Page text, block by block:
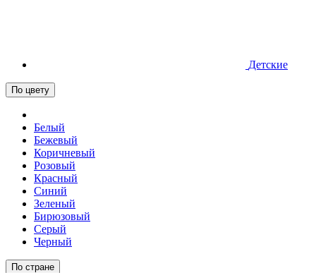
Детские
По цвету
Белый
Бежевый
Коричневый
Розовый
Красный
Синий
Зеленый
Бирюзовый
Серый
Черный
По стране